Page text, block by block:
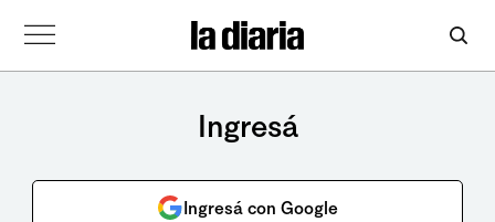
Ingresá
Ingresá con Google